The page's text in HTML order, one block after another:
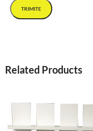
Related Products